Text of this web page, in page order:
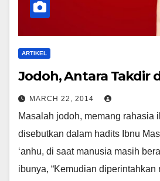
ARTIKEL
Jodoh, Antara Takdir
MARCH 22, 2014
Masalah jodoh, memang rahasia
disebutkan dalam hadits Ibnu
‘anhu, di saat manusia masih
ibunya, “Kemudian diperintahkan